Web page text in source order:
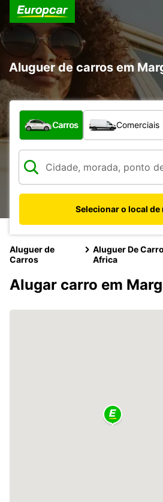
Aluguer de carros em
Que tipo de veículo pretende?
Carros Comerciais
Selecionar o local de
Aluguer de
Carros
Aluguer De
Africa
Alugar carro em